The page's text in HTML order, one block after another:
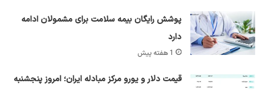
پوشش رایگان بیمه سلامت برای مشمولان ادامه
دارد
1 هفته پیش
قیمت دلار و یورو مرکز مبادله ایران؛ امروز پنجشنبه